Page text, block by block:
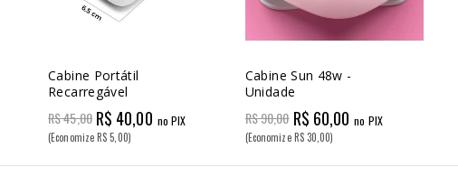
Cabine Portátil
Recarregável
R$ 45,00 R$ 40,00 no PIX
(Economize R$ 5,00)
Cabine Sun 48w -
Unidade
R$ 90,00 R$ 60,00 no PIX
(Economize R$ 30,00)